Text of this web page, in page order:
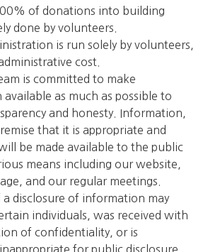
of donations into building
done by volunteers.
is run solely by volunteers,
cost.
is committed to make
as much as possible to
and honesty. Information,
that it is appropriate and
be made available to the public
means including our website,
and our regular meetings.
a disclosure of information may
individuals, was received with
of confidentiality, or is
for public disclosure,